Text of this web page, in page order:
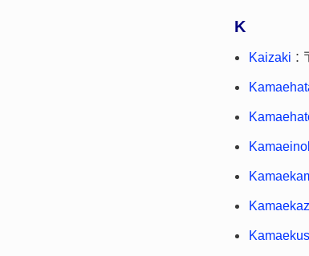
K
Kaizaki :